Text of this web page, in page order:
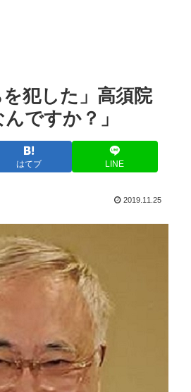
犯した」高須院
ですか？」
はてブ LINE
2019.11.25